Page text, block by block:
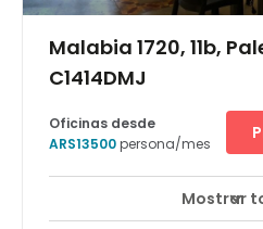
Malabia 1720, 11b,
C1414DMJ
Vigilancia CCTV 24 horas
Oficinas desde
ARS13500persona/mes
Mostrar